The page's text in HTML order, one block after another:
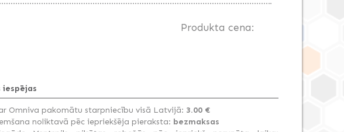
Produkta cena:
iespējas
Omniva pakomātu starpniecību visā Latvijā: 3.00 €
noliktavā pēc iepriekšēja pieraksta: bezmaksas